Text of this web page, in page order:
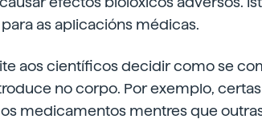
as aplicacións médicas.
aos científicos decidir como se
no corpo. Por exemplo,
medicamentos mentres que